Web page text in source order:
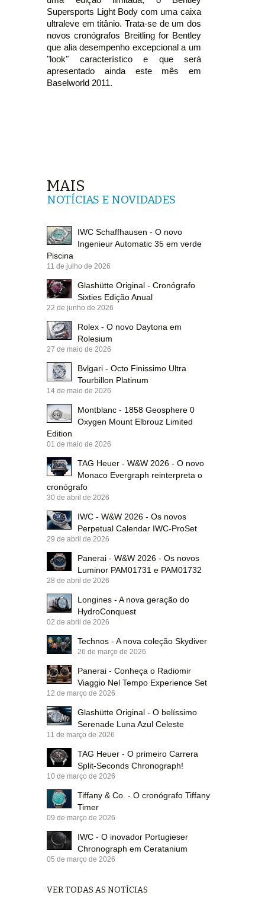
Supersports Light Body com uma caixa
ultraleve em titânio. Trata-se de um dos
novos cronógrafos Breitling for Bentley
que alia desempenho excepcional a um
"look" característico e que será
apresentado ainda este mês em
Baselworld 2011.
MAIS
NOTÍCIAS E NOVIDADES
IWC Schaffhausen - O novo
Ingenieur Automatic 35 em verde
Piscina
11 de julho de 2026
Glashütte Original - Cronógrafo
Sixties Edição Anual
22 de junho de 2026
Rolex - O novo Daytona em
Rolesium
27 de maio de 2026
Bvlgari - Octo Finissimo Ultra
Tourbillon Platinum
14 de maio de 2026
Montblanc - 1858 Geosphere 0
Oxygen Mount Elbrouz Limited
Edition
01 de maio de 2026
TAG Heuer - W&W 2026 - O novo
Monaco Evergraph reinterpreta o
cronógrafo
30 de abril de 2026
IWC - W&W 2026 - Os novos
Perpetual Calendar IWC-ProSet
29 de abril de 2026
Panerai - W&W 2026 - Os novos
Luminor PAM01731 e PAM01732
28 de abril de 2026
Longines - A nova geração do
HydroConquest
02 de abril de 2026
Technos - A nova coleção Skydiver
26 de março de 2026
Panerai - Conheça o Radiomir
Viaggio Nel Tempo Experience Set
12 de março de 2026
Glashütte Original - O belíssimo
Serenade Luna Azul Celeste
11 de março de 2026
TAG Heuer - O primeiro Carrera
Split-Seconds Chronograph!
10 de março de 2026
Tiffany & Co. - O cronógrafo Tiffany
Timer
09 de março de 2026
IWC - O inovador Portugieser
Chronograph em Ceratanium
05 de março de 2026
VER TODAS AS NOTÍCIAS